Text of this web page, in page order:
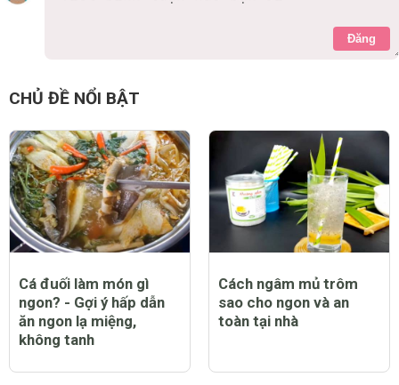
Đăng
CHỦ ĐỀ NỔI BẬT
Cá đuối làm món gì
ngon? - Gợi ý hấp dẫn
ăn ngon lạ miệng,
không tanh
Cách ngâm mủ trôm
sao cho ngon và an
toàn tại nhà